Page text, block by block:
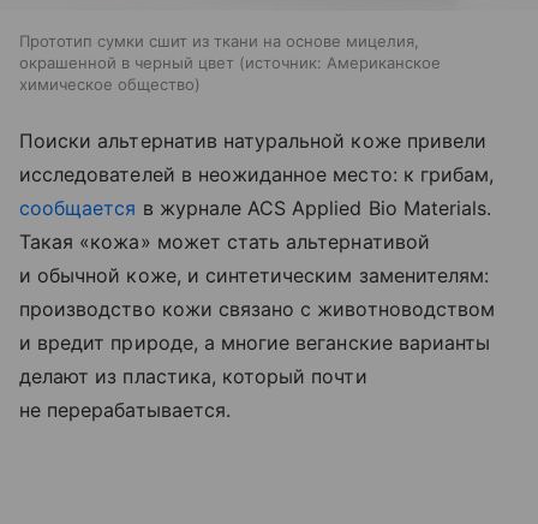
Прототип сумки сшит из ткани на основе мицелия,
окрашенной в черный цвет
источник: Американское
химическое общество
Поиски альтернатив натуральной коже привели
исследователей в неожиданное место: к грибам,
сообщается в журнале ACS Applied Bio Materials.
Такая «кожа» может стать альтернативой
и обычной коже, и синтетическим заменителям:
производство кожи связано с животноводством
и вредит природе, а многие веганские варианты
делают из пластика, который почти
не перерабатывается.